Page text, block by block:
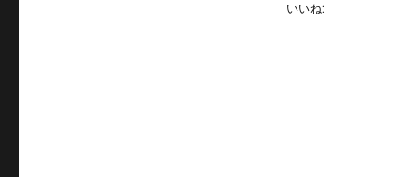
いいね: